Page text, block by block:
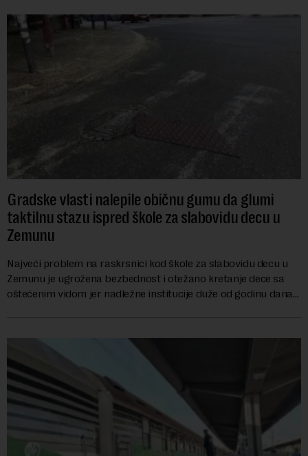
Gradske vlasti nalepile običnu gumu da glumi
taktilnu stazu ispred škole za slabovidu decu u
Zemunu
Najveći problem na raskrsnici kod škole za slabovidu decu u
Zemunu je ugrožena bezbednost i otežano kretanje dece sa
oštećenim vidom jer nadležne institucije duže od godinu dana